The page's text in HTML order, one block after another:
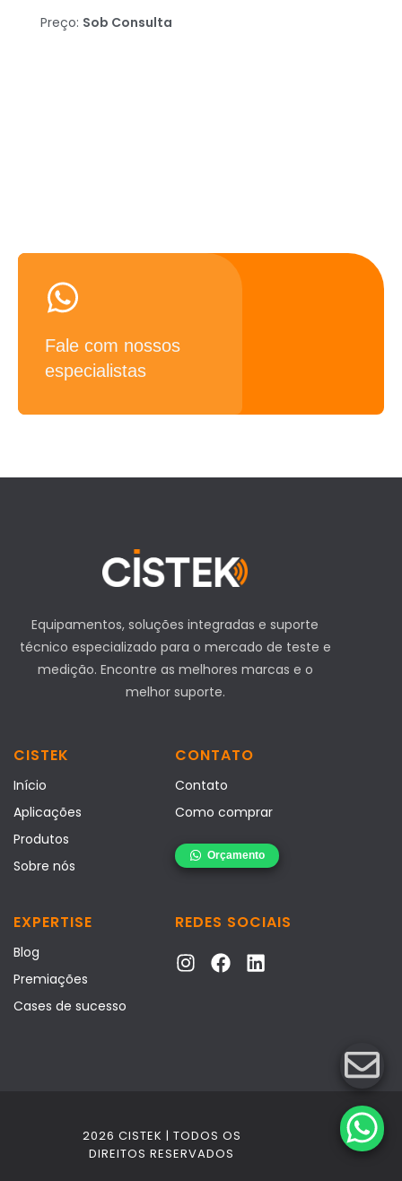
Preço: Sob Consulta
Equipamentos, soluções integradas e suporte
técnico especializado para o mercado de teste e
medição. Encontre as melhores marcas e o
melhor suporte.
CISTEK
Início
Aplicações
Produtos
Sobre nós
CONTATO
Contato
Como comprar
EXPERTISE
Blog
Premiações
Cases de sucesso
REDES SOCIAIS
2026 CISTEK | TODOS OS
DIREITOS RESERVADOS